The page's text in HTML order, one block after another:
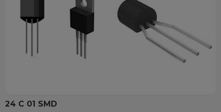
24 C 01 SMD
Son 1 günde20kişi sepetine ekledi!